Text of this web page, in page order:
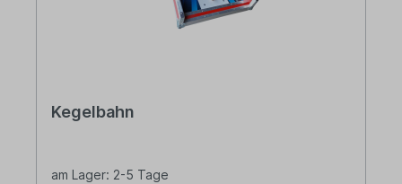
Kegelbahn
am Lager: 2-5 Tage